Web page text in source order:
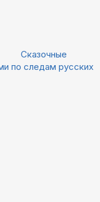
Сказочные
по следам русских